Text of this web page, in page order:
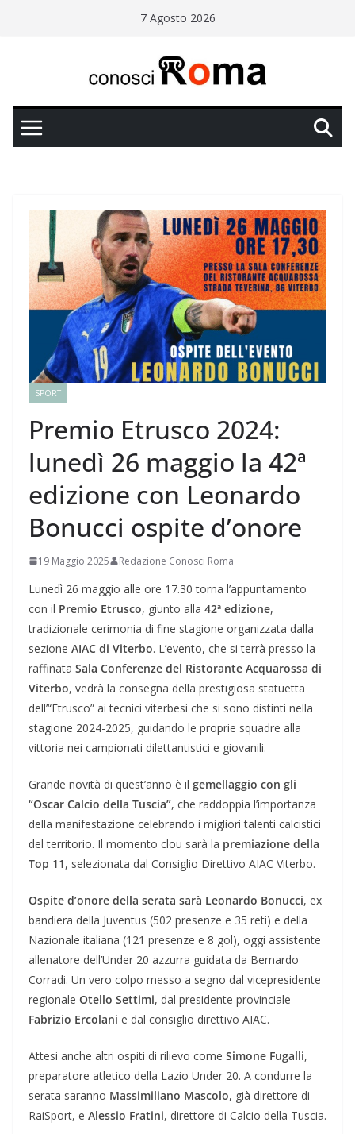
7 Agosto 2026
SPORT
Premio Etrusco 2024:
lunedì 26 maggio la 42ª
edizione con Leonardo
Bonucci ospite d’onore
19 Maggio 2025 Redazione Conosci Roma
Lunedì 26 maggio alle ore 17.30 torna l’appuntamento
con il Premio Etrusco, giunto alla 42ª edizione,
tradizionale cerimonia di fine stagione organizzata dalla
sezione AIAC di Viterbo. L’evento, che si terrà presso la
raffinata Sala Conferenze del Ristorante Acquarossa di
Viterbo, vedrà la consegna della prestigiosa statuetta
dell’“Etrusco” ai tecnici viterbesi che si sono distinti nella
stagione 2024-2025, guidando le proprie squadre alla
vittoria nei campionati dilettantistici e giovanili.
Grande novità di quest’anno è il gemellaggio con gli
“Oscar Calcio della Tuscia”, che raddoppia l’importanza
della manifestazione celebrando i migliori talenti calcistici
del territorio. Il momento clou sarà la premiazione della
Top 11, selezionata dal Consiglio Direttivo AIAC Viterbo.
Ospite d’onore della serata sarà Leonardo Bonucci, ex
bandiera della Juventus (502 presenze e 35 reti) e della
Nazionale italiana (121 presenze e 8 gol), oggi assistente
allenatore dell’Under 20 azzurra guidata da Bernardo
Corradi. Un vero colpo messo a segno dal vicepresidente
regionale Otello Settimi, dal presidente provinciale
Fabrizio Ercolani e dal consiglio direttivo AIAC.
Attesi anche altri ospiti di rilievo come Simone Fugalli,
preparatore atletico della Lazio Under 20. A condurre la
serata saranno Massimiliano Mascolo, già direttore di
RaiSport, e Alessio Fratini, direttore di Calcio della Tuscia.